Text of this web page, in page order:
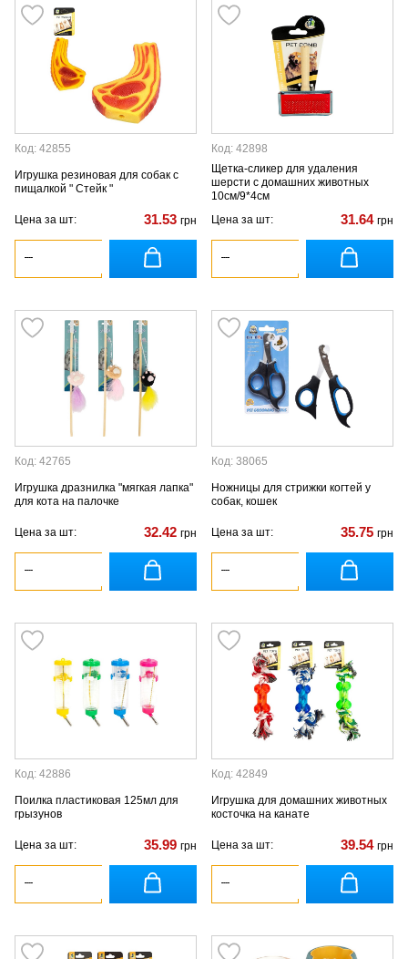
Код: 42855
Игрушка резиновая для собак с
пищалкой " Стейк "
Цена за шт: 31.53 грн
Код: 42898
Щетка-сликер для удаления
шерсти с домашних животных
10см/9*4см
Цена за шт:
31.64 грн
Код: 42765
Игрушка дразнилка "мягкая лапка"
для кота на палочке
Цена за шт: 32.42 грн
Код: 38065
Ножницы для стрижки когтей у
собак, кошек
Цена за шт: 35.75 грн
Код: 42886
Поилка пластиковая 125мл для
грызунов
Цена за шт: 35.99 грн
Код: 42849
Игрушка для домашних животных
косточка на канате
Цена за шт: 39.54 грн